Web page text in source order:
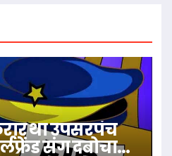
था उपसरपंच
संग दबोचा